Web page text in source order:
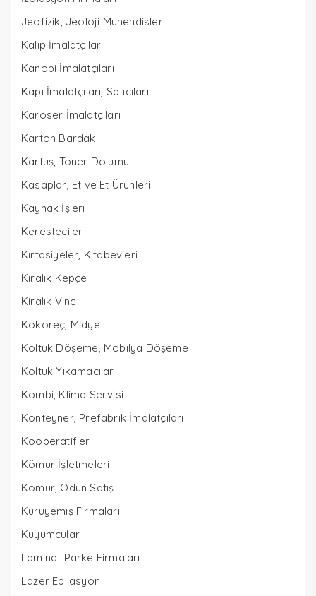
Jeofizik, Jeoloji Mühendisleri
Kalıp İmalatçıları
Kanopi İmalatçıları
Kapı İmalatçıları, Satıcıları
Karoser İmalatçıları
Karton Bardak
Kartuş, Toner Dolumu
Kasaplar, Et ve Et Ürünleri
Kaynak İşleri
Keresteciler
Kırtasiyeler, Kitabevleri
Kiralık Kepçe
Kiralık Vinç
Kokoreç, Midye
Koltuk Döşeme, Mobilya Döşeme
Koltuk Yıkamacılar
Kombi, Klima Servisi
Konteyner, Prefabrik İmalatçıları
Kooperatifler
Kömür İşletmeleri
Kömür, Odun Satış
Kuruyemiş Firmaları
Kuyumcular
Laminat Parke Firmaları
Lazer Epilasyon